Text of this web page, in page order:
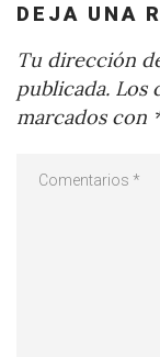
DEJA UNA
Tu dirección
publicada. Los
marcados con